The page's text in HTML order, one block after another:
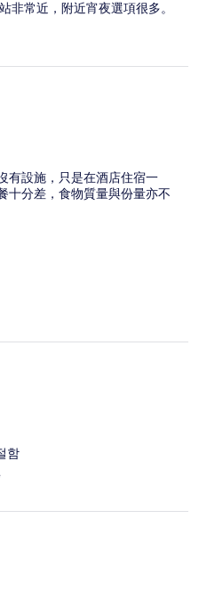
非常近，附近宵夜選項很多。
有設施，只是在酒店住宿一
十分差，食物質量與份量亦不
함